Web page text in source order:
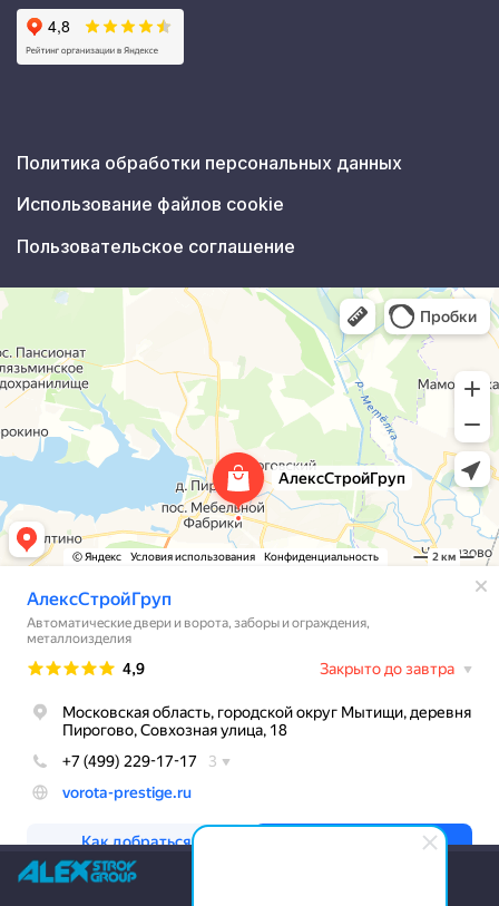
Политика обработки персональных данных
Использование файлов cookie
Пользовательское соглашение